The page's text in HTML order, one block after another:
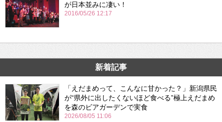
が日本並みに凄い！
2016/05/26 12:17
新着記事
「えだまめって、こんなに甘かった？」新潟県民
が“県外に出したくないほど食べる”極上えだまめ
を森のビアガーデンで実食
2026/08/05 11:06